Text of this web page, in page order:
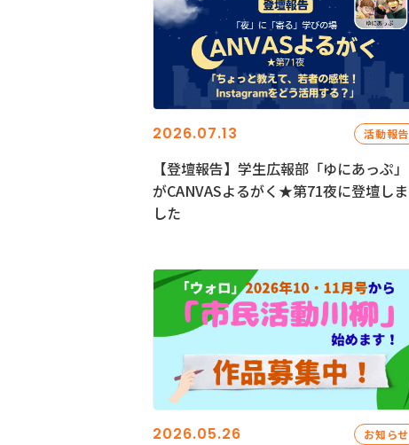
2026.07.13 活動報告
【登壇報告】学生広報部「ゆにあっぷ」
がCANVASよるがく★第71夜に登壇しま
した
2026.05.26 お知らせ